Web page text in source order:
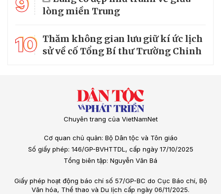
lòng miền Trung
10 Thăm không gian lưu giữ kí ức lịch
sử về cố Tổng Bí thư Trường Chinh
Chuyên trang của VietNamNet
Cơ quan chủ quản: Bộ Dân tộc và Tôn giáo
Số giấy phép: 146/GP-BVHTTDL, cấp ngày 17/10/2025
Tổng biên tập: Nguyễn Văn Bá
Giấy phép hoạt động báo chí số 57/GP-BC do Cục Báo chí, Bộ
Văn hóa, Thể thao và Du lịch cấp ngày 06/11/2025.